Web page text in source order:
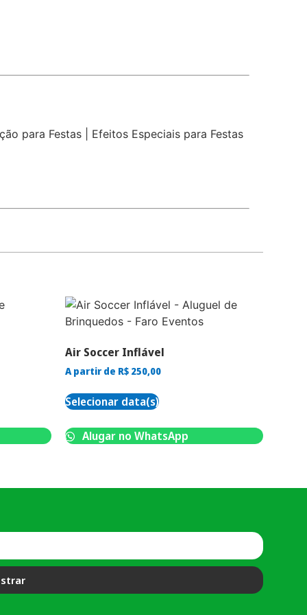
para Festas Efeitos Especiais para Festas
Air Soccer Inflável
A partir de R$ 250,00
Selecionar data(s)
Alugar no WhatsApp